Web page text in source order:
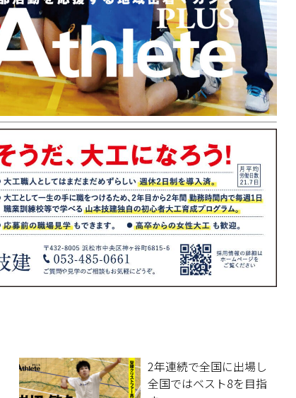
2年連続で全国に出場し
全国ではベスト8を目指